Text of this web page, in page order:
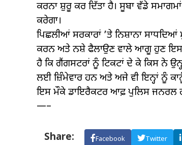
ਕਰਨਾ ਸ਼ੁਰੂ ਕਰ ਦਿੱਤਾ ਹੈ। ਸੂਬਾ ਵੱਡੇ
ਕਰੇਗਾ।
ਪਿਛਲੀਆਂ ਸਰਕਾਰਾਂ ’ਤੇ ਨਿਸ਼ਾਨਾ
ਕਰਨ ਅਤੇ ਨਸ਼ੇ ਫੈਲਾਉਣ ਵਾਲੇ ਆਗੂ ਹੁਣ ਇਸ
ਹੈ ਕਿ ਗੈਂਗਸਟਰਾਂ ਨੂੰ ਟਿਕਟਾਂ ਦੇ ਕੇ ਕਿਸ ਨੇ
ਲਈ ਜ਼ਿੰਮੇਵਾਰ ਹਨ ਅਤੇ ਅਜੇ ਵੀ ਇਨ੍ਹਾਂ ਨੂੰ
ਇਸ ਮੌਕੇ ਡਾਇਰੈਕਟਰ ਆਫ਼ ਪੁਲਿਸ ਜਨਰਲ
—–
Share: Facebook Twitter